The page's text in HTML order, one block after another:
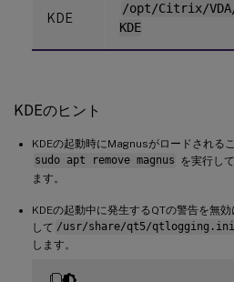
KDE
/opt/Citrix/
KDE
KDEのヒント
KDEの起動時にMagnusがロードされる
sudo apt remove magnus を実行し
ます。
KDEの起動中に発生するQTの警告を無
して /usr/share/qt5/qtlogging.ini
します。